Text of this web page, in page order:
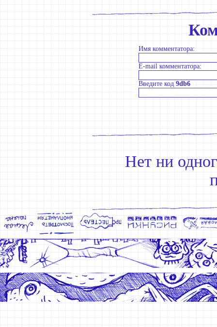
Имя комментатора:
E-mail комментатора:
Введите код 9db6
Нет ни